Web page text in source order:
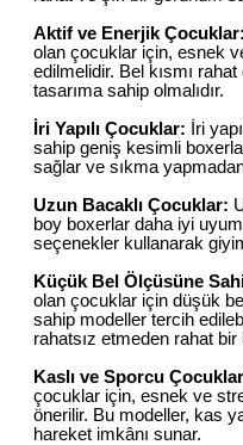
Aktif ve Enerjik Çocuklar:
olan çocuklar için, esnek
edilmelidir. Bel kısmı
tasarıma sahip olmalıdır.
İri Yapılı Çocuklar:
İri
sahip geniş kesimli
sağlar ve sıkma
Uzun Bacaklı Çocuklar:
boy boxerlar daha iyi
seçenekler kullanarak
Küçük Bel Ölçüsüne
olan çocuklar için düşük
sahip modeller tercih
rahatsız etmeden rahat bir
Kaslı ve Sporcu
çocuklar için, esnek ve
önerilir. Bu modeller, kas
hareket imkânı sunar.